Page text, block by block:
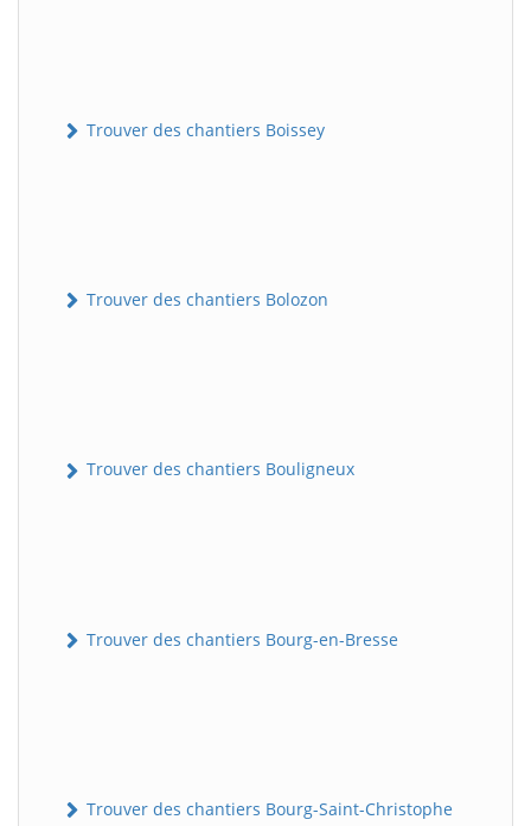
Trouver des chantiers Boissey
Trouver des chantiers Bolozon
Trouver des chantiers Bouligneux
Trouver des chantiers Bourg-en-Bresse
Trouver des chantiers Bourg-Saint-Christophe